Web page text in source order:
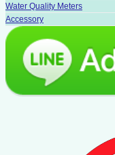
Water Quality Meters
Accessory